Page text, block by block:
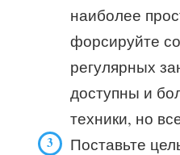
наиболее
форсируйте
регулярных
доступны и
техники, но
Поставьте